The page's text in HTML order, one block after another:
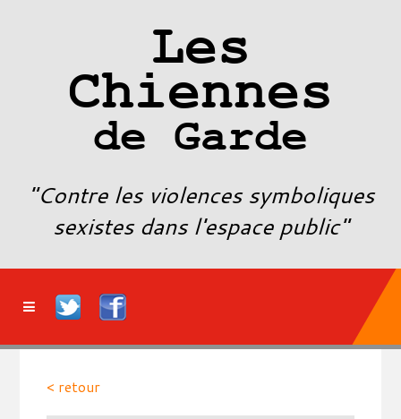
Les
Chiennes
de Garde
"Contre les violences symboliques
sexistes dans l'espace public"
< retour